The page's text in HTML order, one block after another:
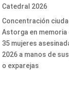
Catedral 2026
Concentración
Astorga en memoria
35 mujeres
2026 a manos de
o exparejas